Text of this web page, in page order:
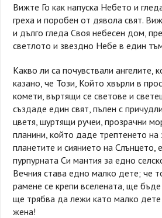
Вижте Го как напуска Небето и
греха и поробен от дявола свят.
и дълго гледа Своя небесен дом,
светлото и звездно Небе в един
Какво ли са почувствали ангелите,
казано, че Този, Който хвърли в
комети, въртящи се светове и
създаде един свят, пълен с
цветя, шуртящи ручеи, прозрачни
планини, който даде трептенето на
планетите и сиянието на Слънцето,
пурпурната Си мантия за едно
Вечния става едно малко дете; че
рамене се крепи вселената, ще
ще трябва да лежи като малко дете
жена!